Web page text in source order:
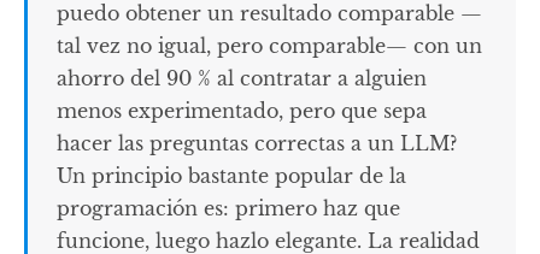
puedo obtener un resultado comparable —
tal vez no igual, pero comparable— con un
ahorro del 90 % al contratar a alguien
menos experimentado, pero que sepa
hacer las preguntas correctas a un LLM?
Un principio bastante popular de la
programación es: primero haz que
funcione, luego hazlo elegante. La realidad